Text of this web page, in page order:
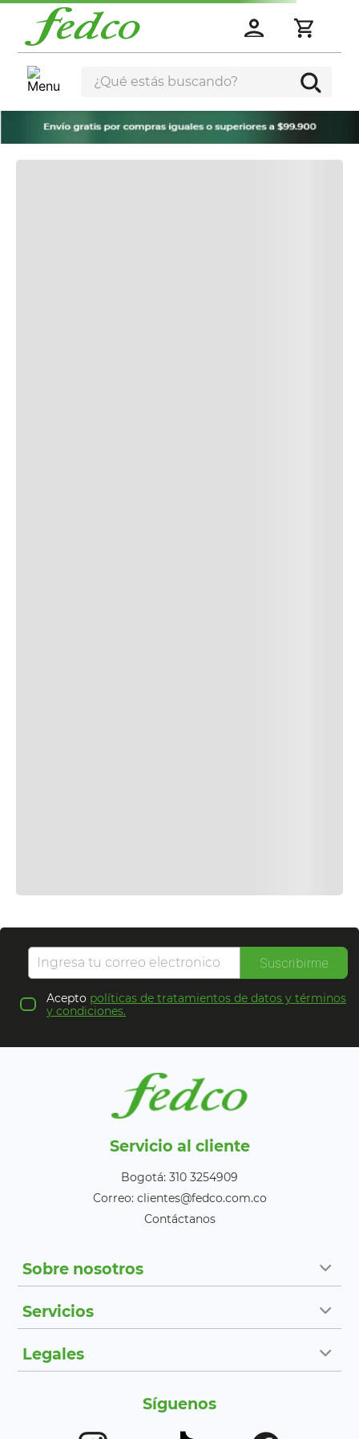
¿Qué estás buscando?
Suscribirme
Acepto políticas de tratamientos de datos y términos
y condiciones.
Servicio al cliente
Bogotá: 310 3254909
Correo: clientes@fedco.com.co
Contáctanos
Sobre nosotros
Servicios
Legales
Síguenos